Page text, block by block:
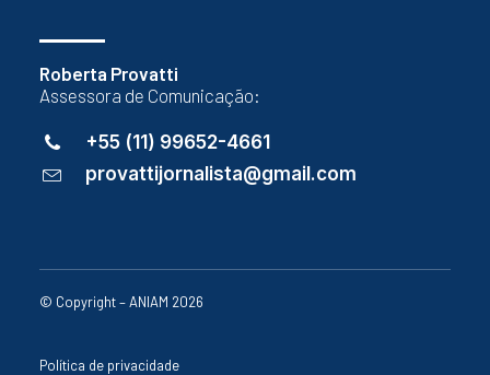
Roberta Provatti
Assessora de Comunicação:
+55 (11) 99652-4661
provattijornalista@gmail.com
© Copyright – ANIAM 2026
Política de privacidade